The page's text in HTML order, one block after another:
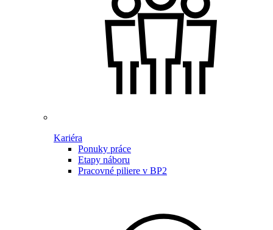
Kariéra
Ponuky práce
Etapy náboru
Pracovné piliere v BP2